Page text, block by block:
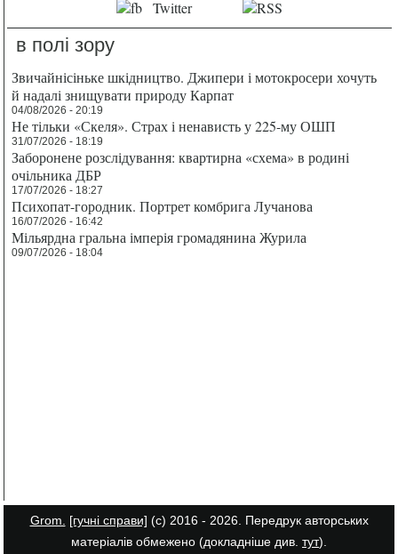
в полі зору
Звичайнісіньке шкідництво. Джипери і мотокросери хочуть
й надалі знищувати природу Карпат
04/08/2026 - 20:19
Не тільки «Скеля». Страх і ненависть у 225-му ОШП
31/07/2026 - 18:19
Заборонене розслідування: квартирна «схема» в родині
очільника ДБР
17/07/2026 - 18:27
Психопат-городник. Портрет комбрига Лучанова
16/07/2026 - 16:42
Мільярдна гральна імперія громадянина Журила
09/07/2026 - 18:04
Grom. [гучні справи] (с) 2016 - 2026. Передрук авторських
матеріалів обмежено (докладніше див. тут).